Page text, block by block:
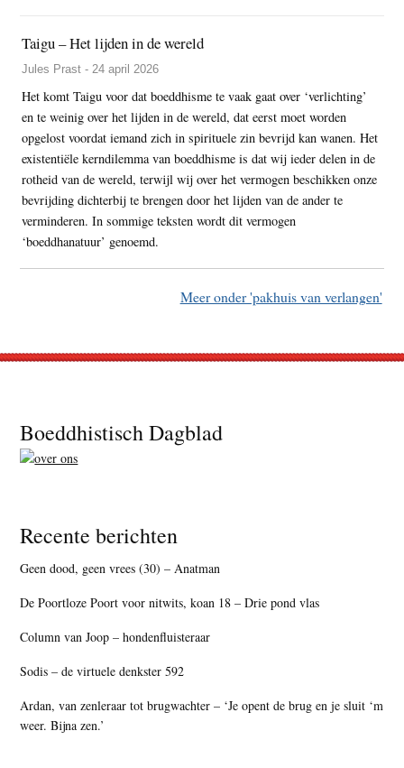
Taigu – Het lijden in de wereld
Jules Prast - 24 april 2026
Het komt Taigu voor dat boeddhisme te vaak gaat over ‘verlichting’
en te weinig over het lijden in de wereld, dat eerst moet worden
opgelost voordat iemand zich in spirituele zin bevrijd kan wanen. Het
existentiële kerndilemma van boeddhisme is dat wij ieder delen in de
rotheid van de wereld, terwijl wij over het vermogen beschikken onze
bevrijding dichterbij te brengen door het lijden van de ander te
verminderen. In sommige teksten wordt dit vermogen
‘boeddhanatuur’ genoemd.
Meer onder 'pakhuis van verlangen'
Footer
Boeddhistisch Dagblad
Recente berichten
Geen dood, geen vrees (30) – Anatman
De Poortloze Poort voor nitwits, koan 18 – Drie pond vlas
Column van Joop – hondenfluisteraar
Sodis – de virtuele denkster 592
Ardan, van zenleraar tot brugwachter – ‘Je opent de brug en je sluit ‘m
weer. Bijna zen.’